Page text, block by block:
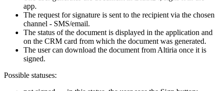
app.
The request for signature is sent to the recipient via the chosen
channel - SMS/email.
The status of the document is displayed in the application and
on the CRM card from which the document was generated.
The user can download the document from Altiria once it is
signed.
Possible statuses: